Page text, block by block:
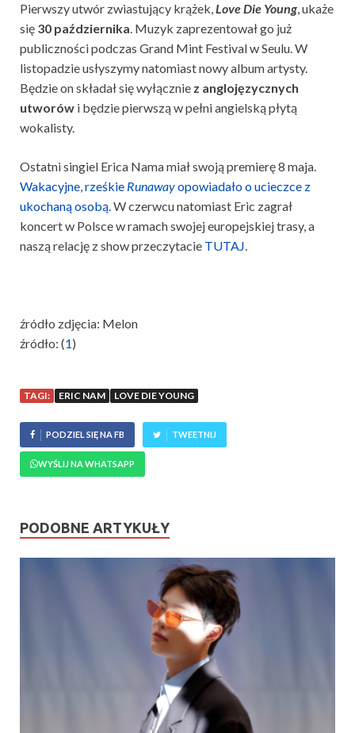
Pierwszy utwór zwiastujący krążek,Love Die Young, ukaże
się 30 października. Muzyk zaprezentował go już
publiczności podczas Grand Mint Festival w Seulu. W
listopadzie usłyszymy natomiast nowy album artysty.
Będzie on składał się wyłącznie z anglojęzycznych
utworów i będzie pierwszą w pełni angielską płytą
wokalisty.
Ostatni singiel Erica Nama miał swoją premierę 8 maja.
Wakacyjne, rześkie Runawayopowiadało o ucieczce z
ukochaną osobą.W czerwcu natomiast Eric zagrał
koncert w Polsce w ramach swojej europejskiej trasy, a
naszą relację z show przeczytacie TUTAJ.
źródło zdjęcia: Melon
źródło: (1)
TAGI: ERIC NAM LOVE DIE YOUNG
PODZIEL SIĘ NA FB TWEETNIJ
WYŚLIJ NA WHATSAPP
PODOBNE ARTYKUŁY